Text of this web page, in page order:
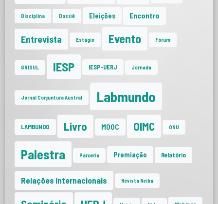
Disciplina Dossiê Eleições Encontro
Entrevista Estágio Evento Fórum
GRISUL IESP IESP-UERJ Jornada
Jornal Conjuntura Austral Labmundo
LAMBUNDO Livro MOOC OIMC ONU
Palestra Parceria Premiação Relatório
Relações Internacionais Revista Neiba